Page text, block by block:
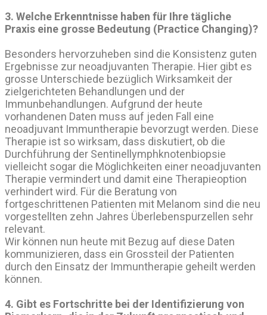
3. Welche Erkenntnisse haben für Ihre tägliche
Praxis eine grosse Bedeutung (Practice Changing)?
Besonders hervorzuheben sind die Konsistenz guten
Ergebnisse zur neoadjuvanten Therapie. Hier gibt es
grosse Unterschiede bezüglich Wirksamkeit der
zielgerichteten Behandlungen und der
Immunbehandlungen. Aufgrund der heute
vorhandenen Daten muss auf jeden Fall eine
neoadjuvant Immuntherapie bevorzugt werden. Diese
Therapie ist so wirksam, dass diskutiert, ob die
Durchführung der Sentinellymphknotenbiopsie
vielleicht sogar die Möglichkeiten einer neoadjuvanten
Therapie vermindert und damit eine Therapieoption
verhindert wird. Für die Beratung von
fortgeschrittenen Patienten mit Melanom sind die neu
vorgestellten zehn Jahres Überlebenspurzellen sehr
relevant.
Wir können nun heute mit Bezug auf diese Daten
kommunizieren, dass ein Grossteil der Patienten
durch den Einsatz der Immuntherapie geheilt werden
können.
4. Gibt es Fortschritte bei der Identifizierung von